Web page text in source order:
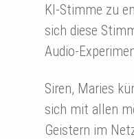
KI-Stimme zu
sich diese
Audio-
Siren, Maries
sich mit allen
Geistern im